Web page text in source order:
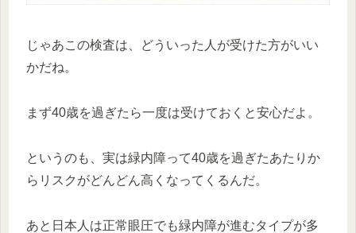
じゃあこの検査は、どういった人が受けた方がいい
かだね。
まず40歳を過ぎたら一度は受けておくと安心だよ。
というのも、実は緑内障って40歳を過ぎたあたりか
らリスクがどんどん高くなってくるんだ。
あと日本人は正常眼圧でも緑内障が進むタイプが多